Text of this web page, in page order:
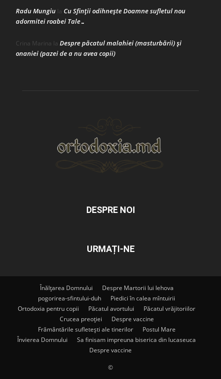
Radu Mungiu la Cu Sfinții odihnește Doamne sufletul nou
adormitei roabei Tale…
Crina Marina la Despre păcatul malahiei (masturbării) şi
onaniei (pazei de a nu avea copii)
DESPRE NOI
URMAȚI-NE
Înălțarea Domnului
Despre Martorii lui Iehova
pogorirea-sfintului-duh
Piedici în calea mîntuirii
Ortodoxia pentru copii
Păcatul avortului
Păcatul vrăjitoriilor
Crucea preoției
Despre vaccine
Frământările sufletești ale tinerilor
Postul Mare
Învierea Domnului
Sa finisam impreuna biserica din lucaseuca
Despre vaccine
©